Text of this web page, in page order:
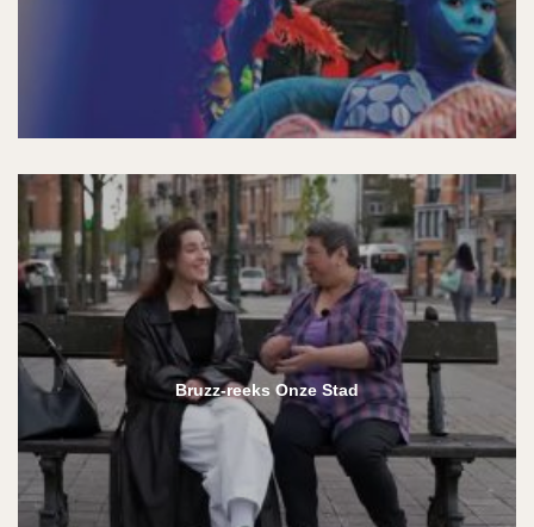
Bruzz-reeks Onze Stad